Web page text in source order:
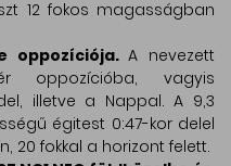
12 fokos magasságban
oppozíciója.A nevezett
oppozícióba, vagyis
illetve a Nappal. A 9,3
égitest 0:47-kor delel
20 fokkal a horizont felett.